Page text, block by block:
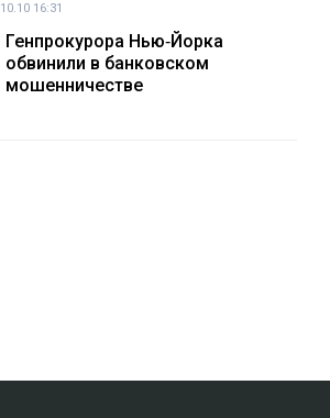
10.10 16:31
Генпрокурора Нью‑Йорка
обвинили в банковском
мошенничестве